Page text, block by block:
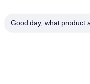
সায়েন্স অ্যান্ড টেক ইন্ডাস্ট্রিয়াল
Good day, what product